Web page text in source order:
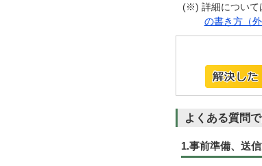
(※) 詳細について
の書き方（外
よくある質問
1.事前準備、送